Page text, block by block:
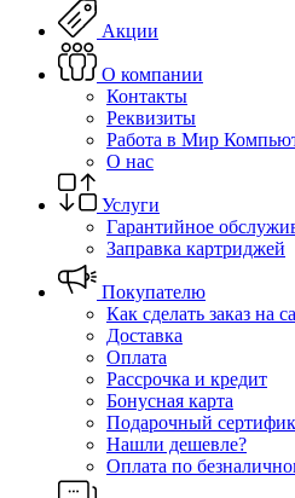
Акции
О компании
Контакты
Реквизиты
Работа в Мир
О нас
Услуги
Гарантийное
Заправка картриджей
Покупателю
Как сделать заказ на
Доставка
Оплата
Рассрочка и кредит
Бонусная карта
Подарочный
Нашли дешевле?
Оплата по